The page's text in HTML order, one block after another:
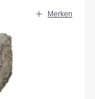
Merken